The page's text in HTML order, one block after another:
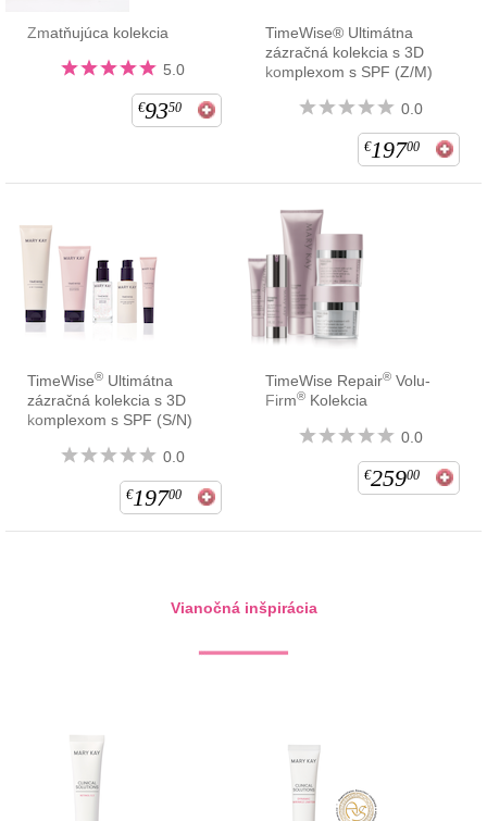
Zmatňujúca kolekcia
5.0
€9350
TimeWise® Ultimátna
zázračná kolekcia s 3D
komplexom s SPF (Z/M)
0.0
€19700
TimeWise® Ultimátna
zázračná kolekcia s 3D
komplexom s SPF (S/N)
0.0
€19700
TimeWise Repair® Volu-
Firm® Kolekcia
0.0
€25900
Vianočná inšpirácia